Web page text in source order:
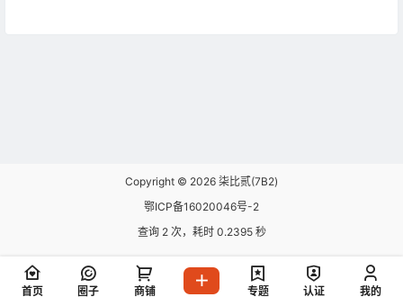
Copyright © 2026 柒比贰(7B2)
鄂ICP备16020046号-2
查询 2 次，耗时 0.2395 秒
首页 圈子 商铺 专题 认证 我的